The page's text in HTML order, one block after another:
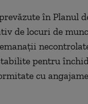
în Planul
de locuri de
pentru
cu